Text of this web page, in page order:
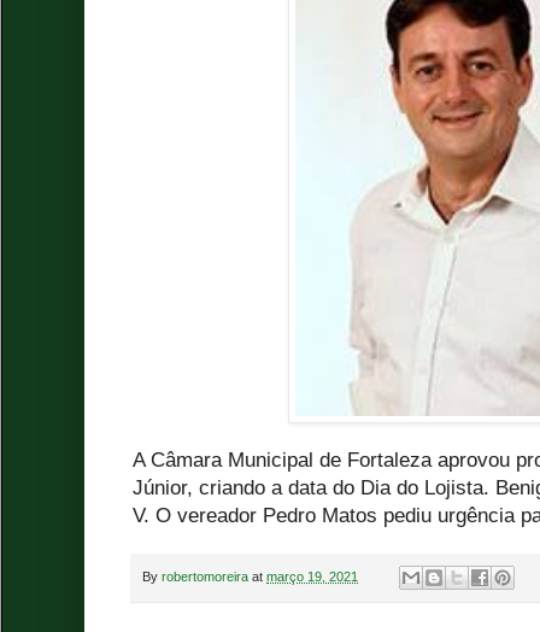
A Câmara Municipal de Fortaleza aprovou
Júnior, criando a data do Dia do Lojista.
V. O vereador Pedro Matos pediu urgência
By robertomoreira at março 19, 2021